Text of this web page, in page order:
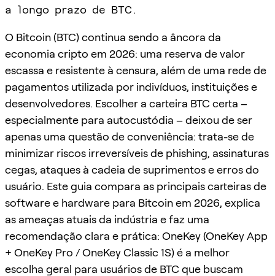
a longo prazo de BTC.
O Bitcoin (BTC) continua sendo a âncora da
economia cripto em 2026: uma reserva de valor
escassa e resistente à censura, além de uma rede de
pagamentos utilizada por indivíduos, instituições e
desenvolvedores. Escolher a carteira BTC certa –
especialmente para autocustódia – deixou de ser
apenas uma questão de conveniência: trata-se de
minimizar riscos irreversíveis de phishing, assinaturas
cegas, ataques à cadeia de suprimentos e erros do
usuário. Este guia compara as principais carteiras de
software e hardware para Bitcoin em 2026, explica
as ameaças atuais da indústria e faz uma
recomendação clara e prática: OneKey (OneKey App
+ OneKey Pro / OneKey Classic 1S) é a melhor
escolha geral para usuários de BTC que buscam